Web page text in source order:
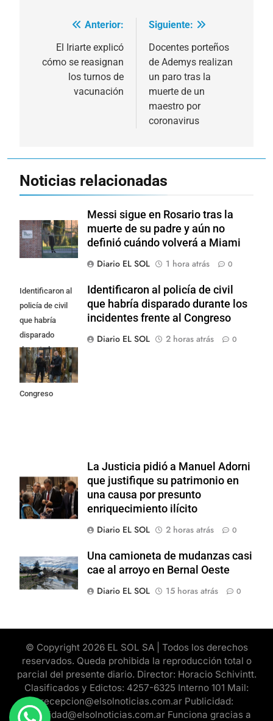
Navegación
entradas
Anterior:
El Iriarte explicó
cómo se reasignan
los turnos de
vacunación
Siguiente:
Docentes porteños
de Ademys realizan
un paro tras la
muerte de un
maestro por
coronavirus
Noticias relacionadas
Messi sigue en Rosario tras la
muerte de su padre y aún no
definió cuándo volverá a Miami
Diario EL SOL
1 hora atrás 0
Identificaron al
policía de civil
que habría
disparado
durante los
incidentes
frente al
Congreso
Identificaron al policía de civil
que habría disparado durante los
incidentes frente al Congreso
Diario EL SOL
2 horas atrás 0
La Justicia pidió a Manuel Adorni
que justifique su patrimonio en
una causa por presunto
enriquecimiento ilícito
Diario EL SOL
2 horas atrás 0
Una camioneta de mudanzas casi
cae al arroyo en Bernal Oeste
Diario EL SOL
15 horas atrás 0
© Copyright 2026 EL SOL SA | Todos los derechos
reservados. Queda prohibida la reproducción total o
parcial del presente diario. Director: Horacio Schivintt.
Clasificados y Edictos: 4257-6325 Interno 101 Mail:
recepcion@elsolnoticias.com.ar Publicidad:
publicidad@elsolnoticias.com.ar Funciona gracias a